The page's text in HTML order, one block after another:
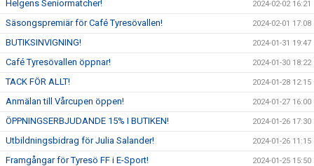
Helgens Seniormatcher! 2024-02-02 16:21
Säsongspremiär för Café Tyresövallen! 2024-02-01 17:08
BUTIKSINVIGNING! 2024-01-31 19:47
Café Tyresövallen öppnar! 2024-01-30 18:22
TACK FÖR ALLT! 2024-01-28 12:15
Anmälan till Vårcupen öppen! 2024-01-27 16:00
ÖPPNINGSERBJUDANDE 15% I BUTIKEN! 2024-01-26 17:30
Utbildningsbidrag för Julia Salander! 2024-01-26 11:15
Framgångar för Tyresö FF i E-Sport! 2024-01-25 15:50